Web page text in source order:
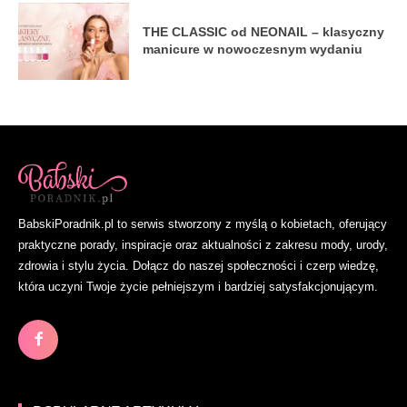
THE CLASSIC od NEONAIL – klasyczny
manicure w nowoczesnym wydaniu
BabskiPoradnik.pl to serwis stworzony z myślą o kobietach, oferujący
praktyczne porady, inspiracje oraz aktualności z zakresu mody, urody,
zdrowia i stylu życia. Dołącz do naszej społeczności i czerp wiedzę,
która uczyni Twoje życie pełniejszym i bardziej satysfakcjonującym.